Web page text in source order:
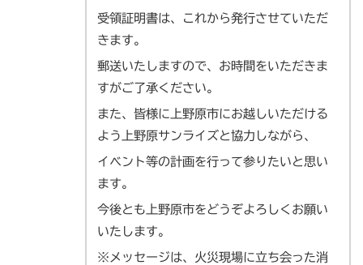
受領証明書は、これから発行させていただ
きます。
郵送いたしますので、お時間をいただきま
すがご了承ください。
また、皆様に上野原市にお越しいただける
よう上野原サンライズと協力しながら、
イベント等の計画を行って参りたいと思い
ます。
今後とも上野原市をどうぞよろしくお願い
いたします。
※メッセージは、火災現場に立ち会った消